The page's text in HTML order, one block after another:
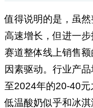
值得说明的是，虽
高速增长，但进一
赛道整体线上销售
因素驱动。行业产
至2024年的20-40元
低温酸奶似乎和冰